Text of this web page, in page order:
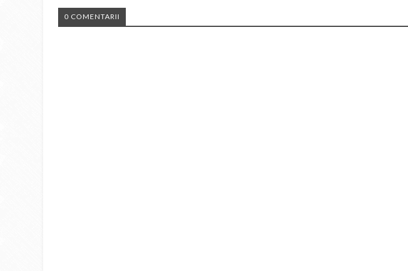
0 COMENTARII